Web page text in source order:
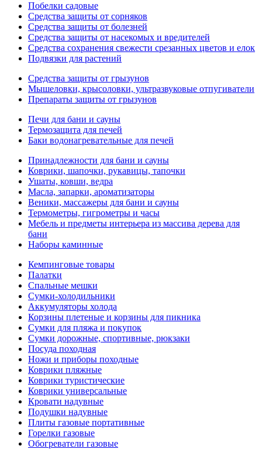
Побелки садовые
Средства защиты от сорняков
Средства защиты от болезней
Средства защиты от насекомых и вредителей
Средства сохранения свежести срезанных цветов и елок
Подвязки для растений
Средства защиты от грызунов
Мышеловки, крысоловки, ультразвуковые отпугиватели
Препараты защиты от грызунов
Печи для бани и сауны
Термозащита для печей
Баки водонагревательные для печей
Принадлежности для бани и сауны
Коврики, шапочки, рукавицы, тапочки
Ушаты, ковши, ведра
Масла, запарки, ароматизаторы
Веники, массажеры для бани и сауны
Термометры, гигрометры и часы
Мебель и предметы интерьера из массива дерева для
бани
Наборы каминные
Кемпинговые товары
Палатки
Спальные мешки
Сумки-холодильники
Аккумуляторы холода
Корзины плетеные и корзины для пикника
Сумки для пляжа и покупок
Сумки дорожные, спортивные, рюкзаки
Посуда походная
Ножи и приборы походные
Коврики пляжные
Коврики туристические
Коврики универсальные
Кровати надувные
Подушки надувные
Плиты газовые портативные
Горелки газовые
Обогреватели газовые